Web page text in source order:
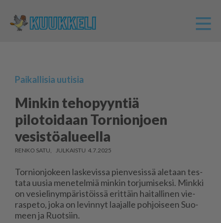
Paikallisia uutisia
Minkin tehopyyntiä
pilotoidaan Tornionjoen
vesistöalueella
RENKO SATU 4.7.2025
Tor­ni­on­jo­keen las­ke­vis­sa pien­ve­sis­sä ale­taan tes­
ta­ta uu­sia me­ne­tel­miä min­kin tor­ju­mi­sek­si. Mink­ki
on ve­sie­li­nym­pä­ris­töis­sä erit­täin hai­tal­li­nen vie­
ras­pe­to, joka on le­vin­nyt laa­jal­le poh­joi­seen Suo­
meen ja Ruot­siin.